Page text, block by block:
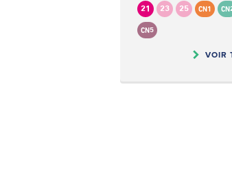
21 23 25 CN1
CN5
VOIR